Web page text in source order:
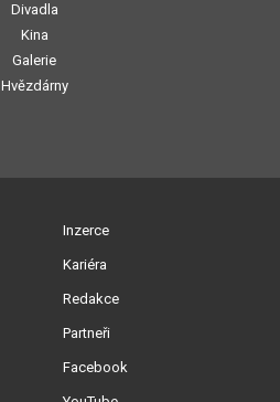
Divadla
Kina
Galerie
Hvězdárny
Inzerce
Kariéra
Redakce
Partneři
Facebook